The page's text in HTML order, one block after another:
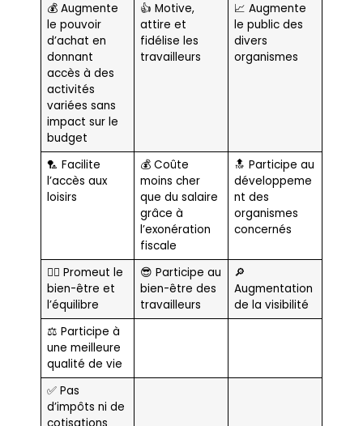
💰 Augmente
le pouvoir
d’achat en
donnant
accès à des
activités
variées sans
impact sur le
budget
👍 Motive,
attire et
fidélise les
travailleurs
📈 Augmente
le public des
divers
organismes
🏸 Facilite
l’accès aux
loisirs
💰 Coûte
moins cher
que du salaire
grâce à
l’exonération
fiscale
🔝 Participe au
développeme
nt des
organismes
concernés
🧘‍♂️ Promeut le
bien-être et
l’équilibre
😎 Participe au
bien-être des
travailleurs
🔎
Augmentation
de la visibilité
⚖️ Participe à
une meilleure
qualité de vie
✅ Pas
d’impôts ni de